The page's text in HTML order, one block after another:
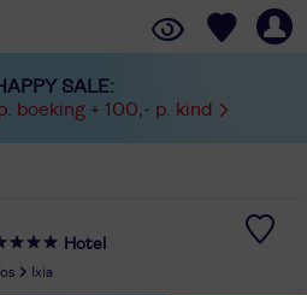
SALE:
boeking + 100,- p. kind
Hotel
Ixia